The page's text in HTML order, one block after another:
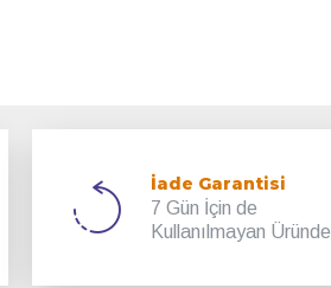
İade Garantisi
7 Gün İçin de
Kullanılmayan Üründe